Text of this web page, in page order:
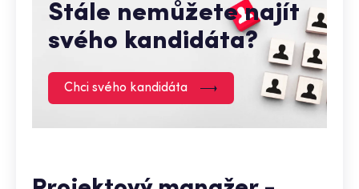
Stále nemůžete najít
svého kandidáta?
Chci svého kandidáta